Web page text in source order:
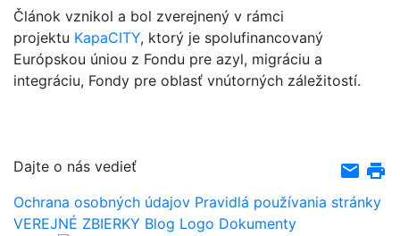
Článok vznikol a bol zverejnený v rámci
projektu KapaCITY, ktorý je spolufinancovaný
Európskou úniou z Fondu pre azyl, migráciu a
integráciu, Fondy pre oblasť vnútorných záležitostí.
Dajte o nás vedieť email print
Ochrana osobných údajov Pravidlá používania stránky
VEREJNÉ ZBIERKY Blog Logo Dokumenty